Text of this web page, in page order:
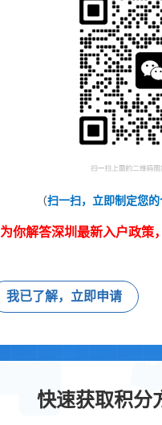
（扫一扫，立即制定您的
为你解答深圳最新入户政策
我已了解，立即申请
快速获取积分